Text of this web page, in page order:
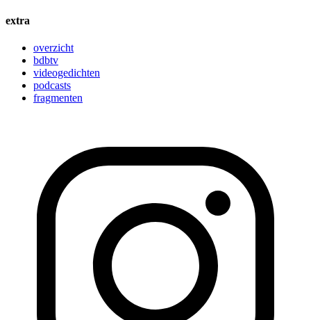
extra
overzicht
bdbtv
videogedichten
podcasts
fragmenten